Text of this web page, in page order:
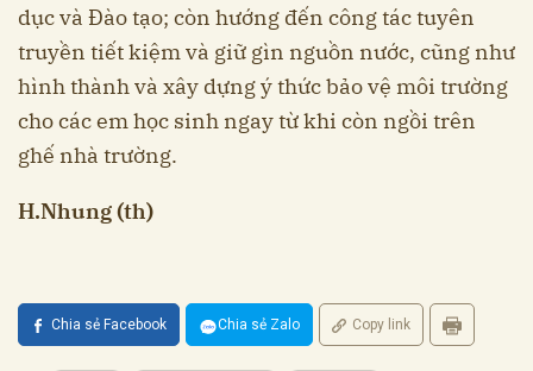
dục và Đào tạo; còn hướng đến công tác tuyên
truyền tiết kiệm và giữ gìn nguồn nước, cũng như
hình thành và xây dựng ý thức bảo vệ môi trường
cho các em học sinh ngay từ khi còn ngồi trên
ghế nhà trường.
H.Nhung (th)
Chia sẻ Facebook Chia sẻ Zalo Copy link